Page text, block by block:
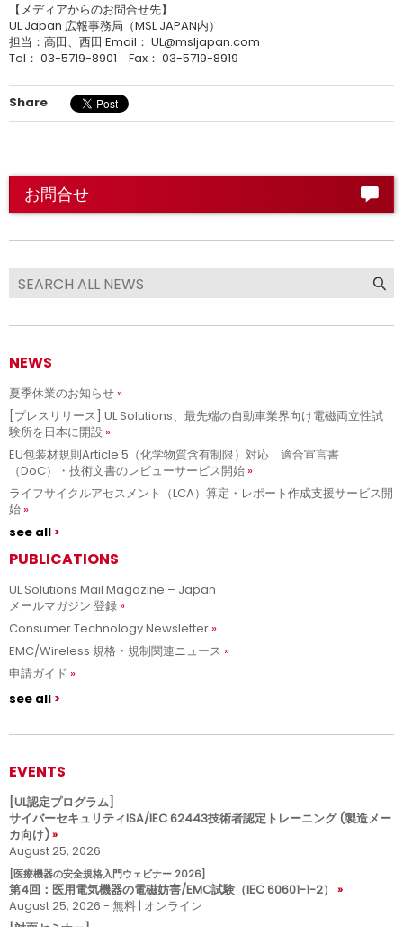
【メディアからのお問合せ先】
UL Japan 広報事務局（MSL JAPAN内）
担当：高田、西田 Email： UL@msljapan.com
Tel： 03-5719-8901 Fax： 03-5719-8919
Share
お問合せ
NEWS
夏季休業のお知らせ
[プレスリリース] UL Solutions、最先端の自動車業界向け電磁両立性試
験所を日本に開設
EU包装材規則Article 5（化学物質含有制限）対応 適合宣言書
（DoC）・技術文書のレビューサービス開始
ライフサイクルアセスメント（LCA）算定・レポート作成支援サービス開
始
see all
PUBLICATIONS
UL Solutions Mail Magazine – Japan
メールマガジン 登録
Consumer Technology Newsletter
EMC/Wireless 規格・規制関連ニュース
申請ガイド
see all
EVENTS
[UL認定プログラム]
サイバーセキュリティISA/IEC 62443技術者認定トレーニング (製造メー
カ向け)
August 25, 2026
[医療機器の安全規格入門ウェビナー 2026]
第4回：医用電気機器の電磁妨害/EMC試験（IEC 60601-1-2）
August 25, 2026 - 無料 | オンライン